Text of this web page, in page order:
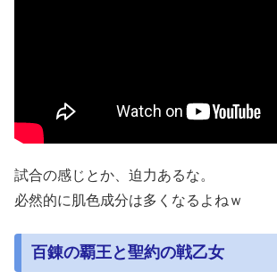
試合の感じとか、迫力あるな。
必然的に肌色成分は多くなるよねｗ
百錬の覇王と聖約の戦乙女